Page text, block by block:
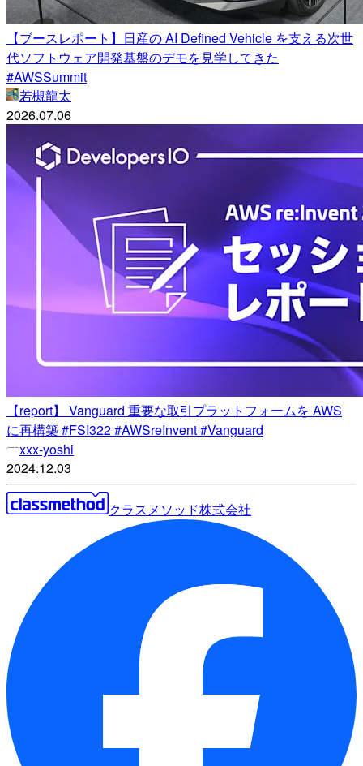
【ブースレポート】日産の AI Defined Vehicle を支える次世
代ソフトウェア開発基盤のデモを見学してきた
#AWSSummit
若槻龍太
2026.07.06
【report】 Vanguard 重要な取引プラットフォームを AWS
に再構築 #FSI322 #AWSreInvent #Vanguard
xxx-yoshi
2024.12.03
クラスメソッド株式会社